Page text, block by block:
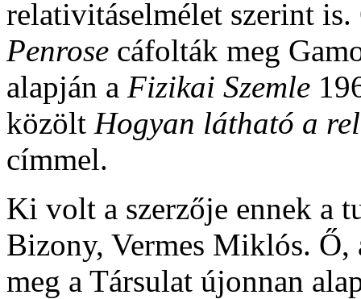
relativitáselmélet szerint
Penrose cáfolták meg
alapján a Fizikai Szemle
közölt Hogyan látható a
címmel.
Ki volt a szerzője ennek a
Bizony, Vermes Miklós. Ő,
meg a Társulat újonnan